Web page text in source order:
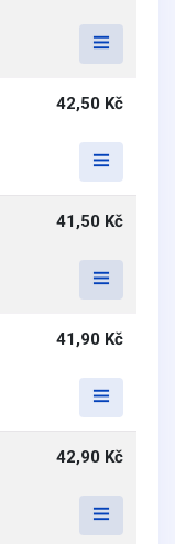
42,50 Kč
41,50 Kč
41,90 Kč
42,90 Kč